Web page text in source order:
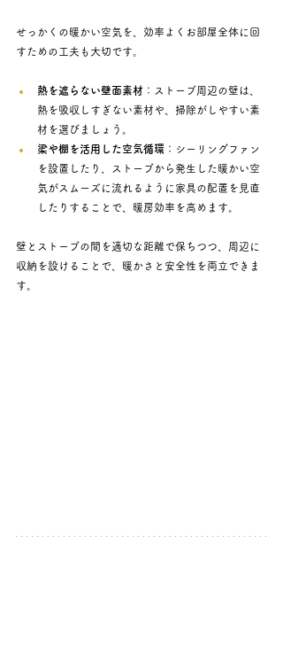
せっかくの暖かい空気を、効率よくお部屋全体に回
すための工夫も大切です。
熱を遮らない壁面素材 ：ストーブ周辺の壁は、
熱を吸収しすぎない素材や、掃除がしやすい素
材を選びましょう。
梁や棚を活用した空気循環 ：シーリングファン
を設置したり、ストーブから発生した暖かい空
気がスムーズに流れるように家具の配置を見直
したりすることで、暖房効率を高めます。
壁とストーブの間を適切な距離で保ちつつ、周辺に
収納を設けることで、暖かさと安全性を両立できま
す。